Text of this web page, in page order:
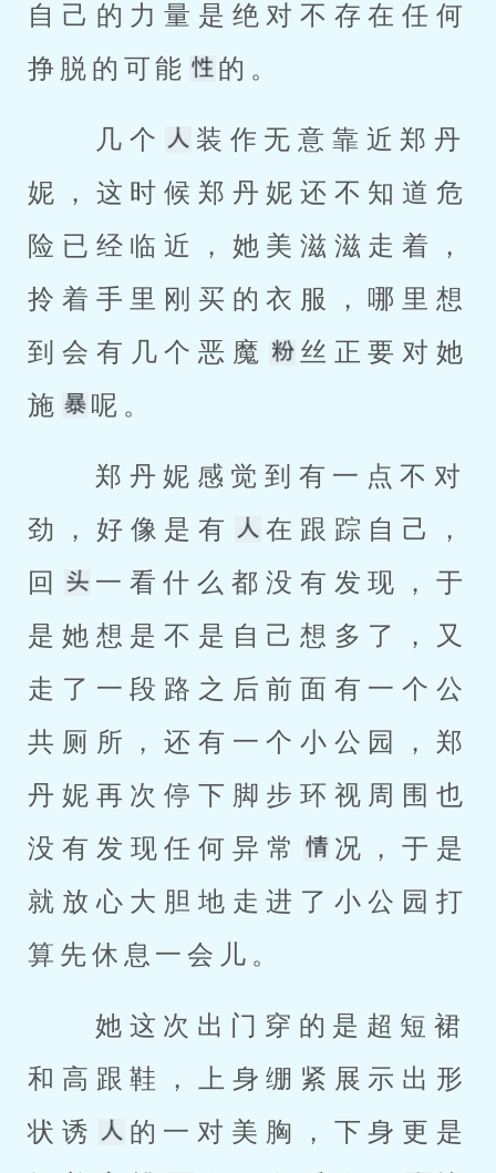
自己的力量是绝对不存在任何
挣脱的可能
的。
几个
装作无意靠近郑丹
妮，这时候郑丹妮还不知道危
险已经临近，她美滋滋走着，
拎着手里刚买的衣服，哪里想
到会有几个恶魔
丝正要对她
施
呢。
劲，好像是有
在跟踪自己，
回
一看什么都没有发现，于
是她想是不是自己想多了，又
走了一段路之后前面有一个公
共厕所，还有一个小公园，郑
丹妮再次停下脚步环视周围也
没有发现任何异常
况，于是
就放心大胆地走进了小公园打
算先休息一会儿。
和高跟鞋，上身绷紧展示出形
状诱
的一对美胸，下身更是